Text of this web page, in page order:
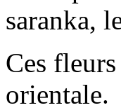
saranka,
Ces
orientale.